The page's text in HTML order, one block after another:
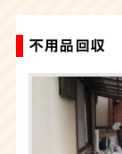
不用品回収
一軒家丸ごと
お部屋の片付
一軒家丸ごと